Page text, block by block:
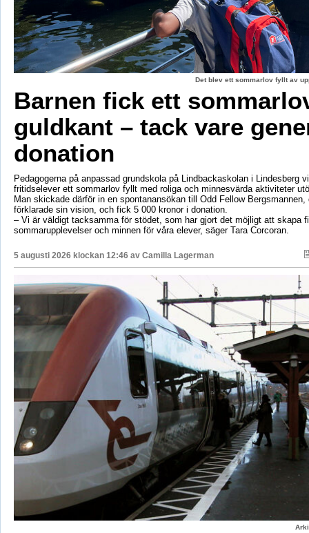
Det blev ett sommarlov fyllt av
Barnen fick ett
guldkant – tack vare
donation
Pedagogerna på anpassad grundskola på Lindbackaskolan i Lindesberg
fritidselever ett sommarlov fyllt med roliga och minnesvärda aktiviteter
Man skickade därför in en spontanansökan till Odd Fellow Bergsmannen,
förklarade sin vision, och fick 5 000 kronor i donation.
– Vi är väldigt tacksamma för stödet, som har gjort det möjligt att skapa
sommarupplevelser och minnen för våra elever, säger Tara Corcoran.
5 augusti 2026 klockan 12:46 av Camilla Lagerman